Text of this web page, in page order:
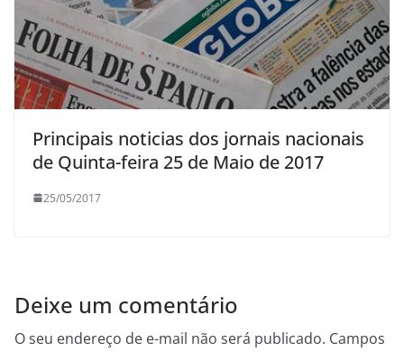
Principais noticias dos jornais nacionais
de Quinta-feira 25 de Maio de 2017
25/05/2017
Deixe um comentário
O seu endereço de e-mail não será publicado. Campos